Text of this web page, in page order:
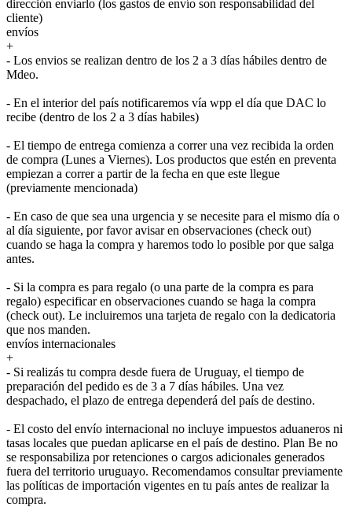
dirección enviarlo (los gastos de envío son responsabilidad del
cliente)
envíos
+
- Los envios se realizan dentro de los 2 a 3 días hábiles dentro de
Mdeo.
- En el interior del país notificaremos vía wpp el día que DAC lo
recibe (dentro de los 2 a 3 días habiles)
- El tiempo de entrega comienza a correr una vez recibida la orden
de compra (Lunes a Viernes). Los productos que estén en preventa
empiezan a correr a partir de la fecha en que este llegue
(previamente mencionada)
- En caso de que sea una urgencia y se necesite para el mismo día o
al día siguiente, por favor avisar en observaciones (check out)
cuando se haga la compra y haremos todo lo posible por que salga
antes.
- Si la compra es para regalo (o una parte de la compra es para
regalo) especificar en observaciones cuando se haga la compra
(check out). Le incluiremos una tarjeta de regalo con la dedicatoria
que nos manden.
envíos internacionales
+
- Si realizás tu compra desde fuera de Uruguay, el tiempo de
preparación del pedido es de 3 a 7 días hábiles. Una vez
despachado, el plazo de entrega dependerá del país de destino.
- El costo del envío internacional no incluye impuestos aduaneros ni
tasas locales que puedan aplicarse en el país de destino. Plan Be no
se responsabiliza por retenciones o cargos adicionales generados
fuera del territorio uruguayo. Recomendamos consultar previamente
las políticas de importación vigentes en tu país antes de realizar la
compra.